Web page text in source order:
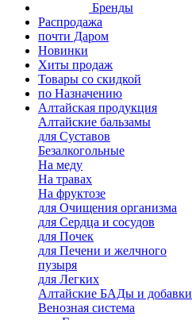
Бренды
Распродажа
почти Даром
Новинки
Хиты продаж
Товары со скидкой
по Назначению
Алтайская продукция
Алтайские бальзамы
для Суставов
Безалкогольные
На меду
На травах
На фруктозе
для Очищения организма
для Сердца и сосудов
для Почек
для Печени и желчного
пузыря
для Легких
Алтайские БАДы и добавки
Венозная система